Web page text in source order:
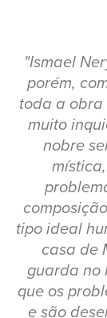
"Ismael
porém,
toda a obra
muito
nobre
tipo ideal
casa de
guarda no
que os
e são